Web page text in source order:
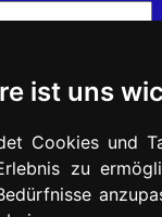
ist uns
Cookies und
zu